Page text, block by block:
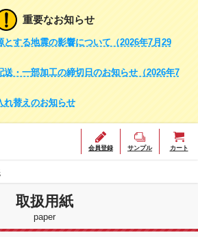
重要なお知らせ
とする地震の影響について（2026年7月29
送・一部加工の締切日のお知らせ（2026年7
れ替えのお知らせ
会員登録 サンプル カート
取扱用紙
paper